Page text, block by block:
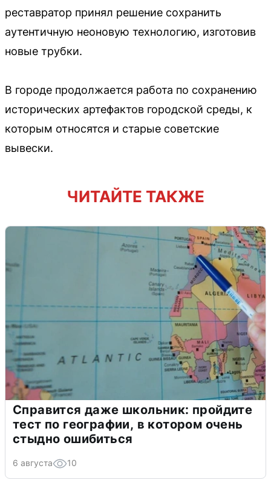
реставратор принял решение сохранить
аутентичную неоновую технологию, изготовив
новые трубки.
В городе продолжается работа по сохранению
исторических артефактов городской среды, к
которым относятся и старые советские
вывески.
ЧИТАЙТЕ ТАКЖЕ
Справится даже школьник: пройдите
тест по географии, в котором очень
стыдно ошибиться
6 августа 10